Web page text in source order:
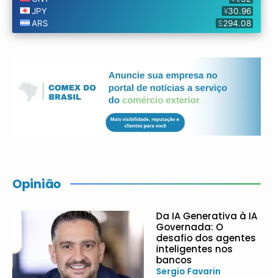
Opinião
Da IA Generativa à IA
Governada: O
desafio dos agentes
inteligentes nos
bancos
Sergio Favarin